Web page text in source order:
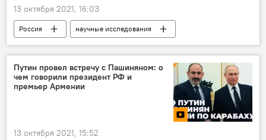
13 октября 2021, 16:03
Россия
научные исследования
вакцинация
Министерство здравоохранения России
Путин провел встречу с Пашиняном: о
чем говорили президент РФ и
премьер Армении
13 октября 2021, 15:52